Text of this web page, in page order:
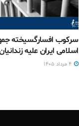
سرکوب افسارگسیخته
اسلامی ایران علیه